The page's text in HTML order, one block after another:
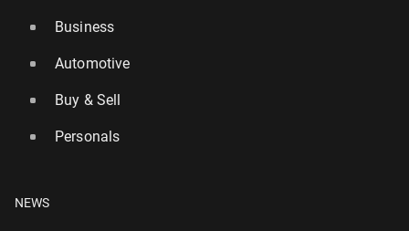
Business
Automotive
Buy & Sell
Personals
NEWS